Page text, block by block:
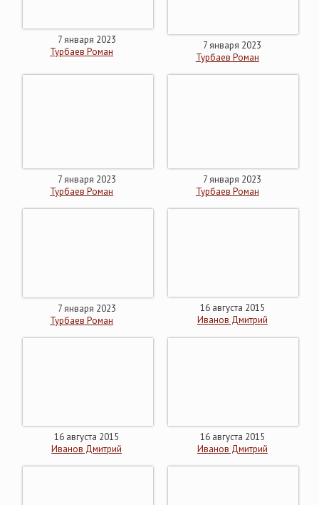
7 января 2023
Турбаев Роман
7 января 2023
Турбаев Роман
7 января 2023
Турбаев Роман
7 января 2023
Турбаев Роман
7 января 2023
Турбаев Роман
16 августа 2015
Иванов Дмитрий
16 августа 2015
Иванов Дмитрий
16 августа 2015
Иванов Дмитрий